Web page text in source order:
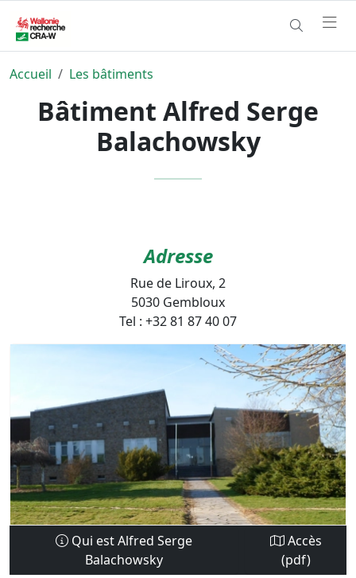
Accueil Les bâtiments
Bâtiment Alfred Serge
Balachowsky
Adresse
Rue de Liroux, 2
5030 Gembloux
Tel : +32 81 87 40 07
Qui est Alfred Serge
Balachowsky
Accès
(pdf)